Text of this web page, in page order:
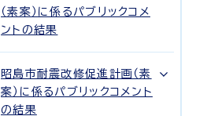
（素案）に係るパブリックコメ
ントの結果
昭島市耐震改修促進計画（素
案）に係るパブリックコメント
の結果